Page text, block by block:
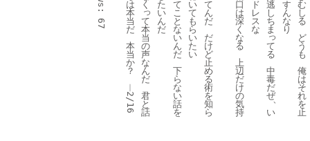
む
し
る
ど
う
も
俺
は
そ
れ
を
止
す
ん
な
り
逃
し
ち
ま
っ
て
る
中
毒
だ
ぜ、
い
ド
レ
ス
な
口
は
深
く
な
る
上
辺
だ
け
の
気
持
て
ん
だ
だ
け
ど
止
め
る
術
を
知
ら
い
て
も
ら
い
た
い
て
こ
と
な
い
ん
だ
下
ら
な
い
話
を
た
い
ん
だ
く
っ
て
本
当
の
声
な
ん
だ
君
と
話
は
本
当
だ
本
当
か
？
︱
2/16
67